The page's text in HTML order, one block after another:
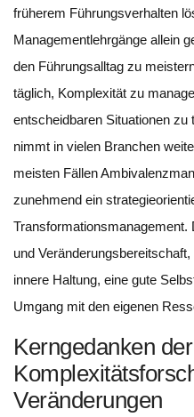
früherem Führungsverhalten
Managementlehrgänge allein
den Führungsalltag zu
täglich, Komplexität zu
entscheidbaren Situationen zu
nimmt in vielen Branchen
meisten Fällen
zunehmend ein
Transformationsmanagement.
und
innere Haltung, eine gute
Umgang mit den eigenen
Kerngedanken der
Veränderungen